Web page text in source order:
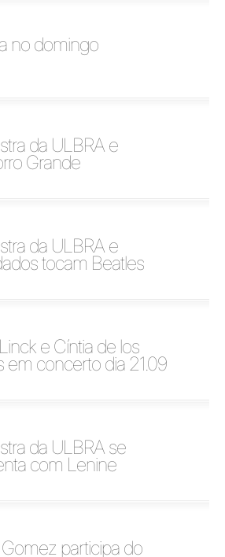
no domingo
da ULBRA e
Grande
da ULBRA e
tocam Beatles
e Cíntia de los
em concerto dia 21.09
da ULBRA se
com Lenine
participa do